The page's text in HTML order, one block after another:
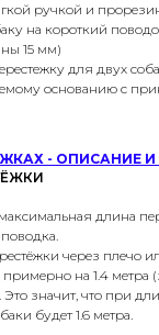
ручкой и
на короткий
15 мм)
для двух
основанию с
- ОПИСАНИЕ И
длина
через плечо
на 1.4 метра
значит, что при
будет 1.6 метра.